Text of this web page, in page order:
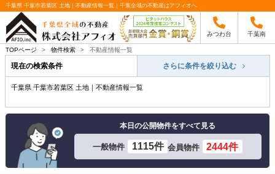
千葉県 千葉市若葉区 土地｜不動産情報一覧｜千葉全域の不動産はアフィオへ
みつわ台 千葉南
TOPページ > 物件検索 > 不動産情報一覧
現在の検索条件 さらに条件を絞り込む
千葉県 千葉市若葉区 土地｜不動産情報一覧
本日の公開物件をすべて見る
一般物件 1115件 会員物件 2444件